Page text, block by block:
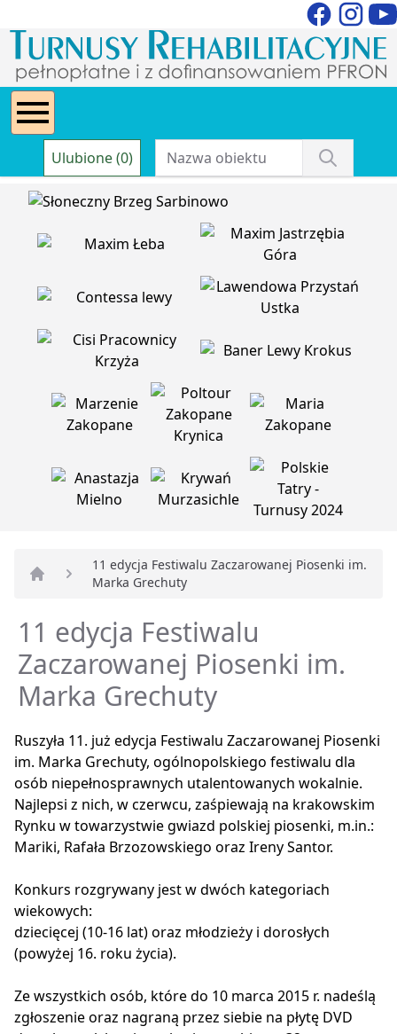
Ulubione (0)
Strona główna
11 edycja Festiwalu Zaczarowanej Piosenki im.
Marka Grechuty
11 edycja Festiwalu
Zaczarowanej Piosenki im.
Marka Grechuty
Ruszyła 11. już edycja Festiwalu Zaczarowanej Piosenki
im. Marka Grechuty, ogólnopolskiego festiwalu dla
osób niepełnosprawnych utalentowanych wokalnie.
Najlepsi z nich, w czerwcu, zaśpiewają na krakowskim
Rynku w towarzystwie gwiazd polskiej piosenki, m.in.:
Mariki, Rafała Brzozowskiego oraz Ireny Santor.
Konkurs rozgrywany jest w dwóch kategoriach
wiekowych:
dziecięcej (10-16 lat) oraz młodzieży i dorosłych
(powyżej 16. roku życia).
Ze wszystkich osób, które do 10 marca 2015 r. nadeślą
zgłoszenie oraz nagraną przez siebie na płytę DVD